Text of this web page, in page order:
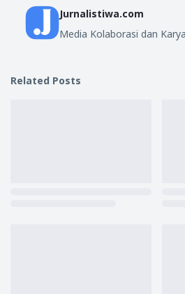
Jurnalistiwa.com
Media Kolaborasi dan Karya
Related Posts